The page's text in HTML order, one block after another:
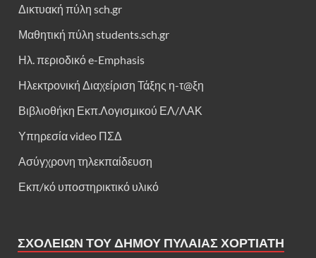
Δικτυακή πύλη sch.gr
Μαθητική πύλη students.sch.gr
Ηλ. περιοδικό e-Emphasis
Ηλεκτρονική Διαχείριση Τάξης η-τ@ξη
Βιβλιοθήκη Εκπ.Λογισμικού ΕΛ/ΛΑΚ
Υπηρεσία video ΠΣΔ
Ασύγχρονη τηλεκπαίδευση
Εκπ/κό υποστηρικτικό υλικό
ΣΧΟΛΕΊΩΝ ΤΟΥ ΔΉΜΟΥ ΠΥΛΑΊΑΣ ΧΟΡΤΙΆΤΗ